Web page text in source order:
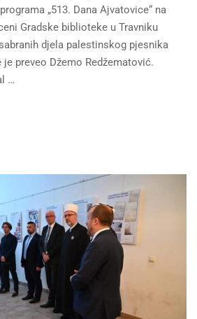
„513. Dana Ajvatovice“ na
Gradske biblioteke u Travniku
djela palestinskog pjesnika
preveo Džemo Redžematović.
…